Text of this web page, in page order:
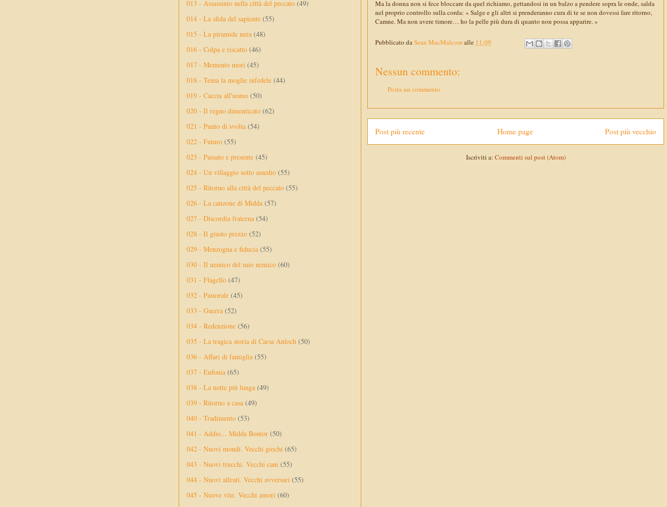
Ma la donna non si fece bloccare da quel richiamo, gettandosi in un balzo a pendere sopra le onde, salda
nel proprio controllo sulla corda: « Salge e gli altri si prenderanno cura di te se non dovessi fare ritorno,
Camne. Ma non avere timore… ho la pelle più dura di quanto non possa apparire. »
Pubblicato daSean MacMalcomalle 11:09
Nessun commento:
Posta un commento
Post più recente Post più vecchio
Home page
Iscriviti a: Commenti sul post (Atom)
013 - Assassinio nella città del peccato (49)
014 - La sfida del sapiente (55)
015 - La piramide nera (48)
016 - Colpa e riscatto (46)
017 - Memento mori (45)
018 - Tema la moglie infedele (44)
019 - Caccia all'uomo (50)
020 - Il regno dimenticato (62)
021 - Punto di svolta (54)
022 - Futuro (55)
023 - Passato e presente (45)
024 - Un villaggio sotto assedio (55)
025 - Ritorno alla città del peccato (55)
026 - La canzone di Midda (57)
027 - Discordia fraterna (54)
028 - Il giusto prezzo (52)
029 - Menzogna e fiducia (55)
030 - Il nemico del mio nemico (60)
031 - Flagello (47)
032 - Pastorale (45)
033 - Guerra (52)
034 - Redenzione (56)
035 - La tragica storia di Carsa Anloch (50)
036 - Affari di famiglia (55)
037 - Eufonia (65)
038 - La notte più lunga (49)
039 - Ritorno a casa (49)
040 - Tradimento (53)
041 - Addio... Midda Bontor (50)
042 - Nuovi mondi. Vecchi giochi (65)
043 - Nuovi trucchi. Vecchi cani (55)
044 - Nuovi alleati. Vecchi avversari (55)
045 - Nuove vite. Vecchi amori (60)